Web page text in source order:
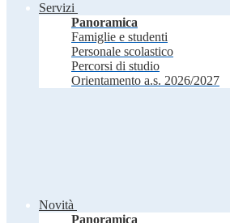
Servizi
Panoramica
Famiglie e studenti
Personale scolastico
Percorsi di studio
Orientamento a.s. 2026/2027
Novità
Panoramica